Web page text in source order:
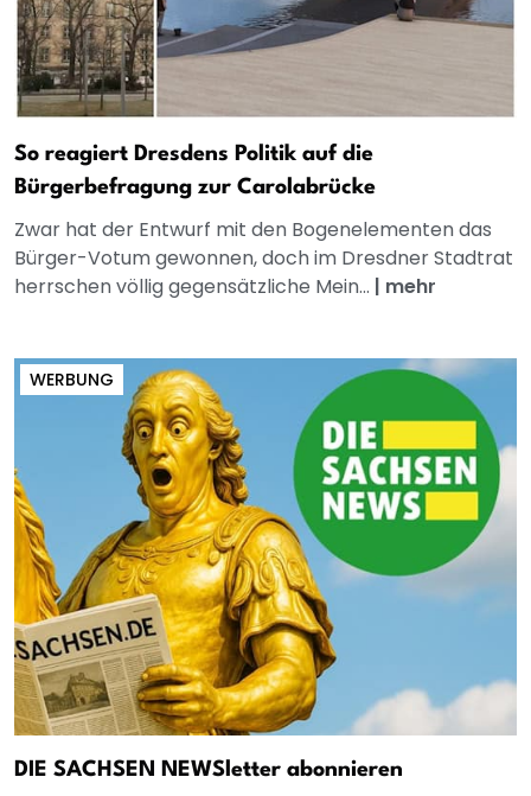
So reagiert Dresdens Politik auf die
Bürgerbefragung zur Carolabrücke
Zwar hat der Entwurf mit den Bogenelementen das
Bürger-Votum gewonnen, doch im Dresdner Stadtrat
herrschen völlig gegensätzliche Mein... | mehr
WERBUNG
DIE SACHSEN NEWSletter abonnieren